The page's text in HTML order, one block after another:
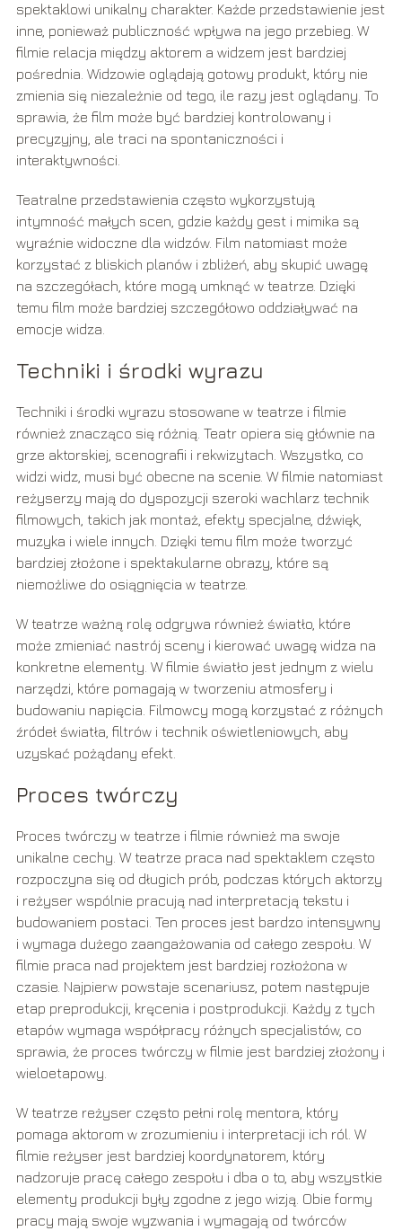
spektaklowi unikalny charakter. Każde przedstawienie jest
inne, ponieważ publiczność wpływa na jego przebieg. W
filmie relacja między aktorem a widzem jest bardziej
pośrednia. Widzowie oglądają gotowy produkt, który nie
zmienia się niezależnie od tego, ile razy jest oglądany. To
sprawia, że film może być bardziej kontrolowany i
precyzyjny, ale traci na spontaniczności i
interaktywności.
Teatralne przedstawienia często wykorzystują
intymność małych scen, gdzie każdy gest i mimika są
wyraźnie widoczne dla widzów. Film natomiast może
korzystać z bliskich planów i zbliżeń, aby skupić uwagę
na szczegółach, które mogą umknąć w teatrze. Dzięki
temu film może bardziej szczegółowo oddziaływać na
emocje widza.
Techniki i środki wyrazu
Techniki i środki wyrazu stosowane w teatrze i filmie
również znacząco się różnią. Teatr opiera się głównie na
grze aktorskiej, scenografii i rekwizytach. Wszystko, co
widzi widz, musi być obecne na scenie. W filmie natomiast
reżyserzy mają do dyspozycji szeroki wachlarz technik
filmowych, takich jak montaż, efekty specjalne, dźwięk,
muzyka i wiele innych. Dzięki temu film może tworzyć
bardziej złożone i spektakularne obrazy, które są
niemożliwe do osiągnięcia w teatrze.
W teatrze ważną rolę odgrywa również światło, które
może zmieniać nastrój sceny i kierować uwagę widza na
konkretne elementy. W filmie światło jest jednym z wielu
narzędzi, które pomagają w tworzeniu atmosfery i
budowaniu napięcia. Filmowcy mogą korzystać z różnych
źródeł światła, filtrów i technik oświetleniowych, aby
uzyskać pożądany efekt.
Proces twórczy
Proces twórczy w teatrze i filmie również ma swoje
unikalne cechy. W teatrze praca nad spektaklem często
rozpoczyna się od długich prób, podczas których aktorzy
i reżyser wspólnie pracują nad interpretacją tekstu i
budowaniem postaci. Ten proces jest bardzo intensywny
i wymaga dużego zaangażowania od całego zespołu. W
filmie praca nad projektem jest bardziej rozłożona w
czasie. Najpierw powstaje scenariusz, potem następuje
etap preprodukcji, kręcenia i postprodukcji. Każdy z tych
etapów wymaga współpracy różnych specjalistów, co
sprawia, że proces twórczy w filmie jest bardziej złożony i
wieloetapowy.
W teatrze reżyser często pełni rolę mentora, który
pomaga aktorom w zrozumieniu i interpretacji ich ról. W
filmie reżyser jest bardziej koordynatorem, który
nadzoruje pracę całego zespołu i dba o to, aby wszystkie
elementy produkcji były zgodne z jego wizją. Obie formy
pracy mają swoje wyzwania i wymagają od twórców